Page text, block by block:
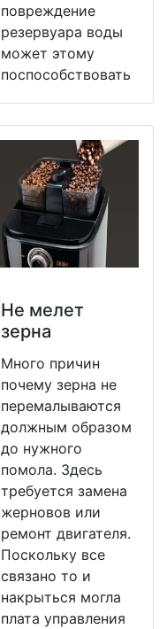
повреждение
резервуара воды
может этому
поспособствовать
Не мeлет
зерна
Много причин
почему зерна не
перемалываются
должным образом
до нужного
помола. Здесь
требуется замена
жерновов или
ремонт двигателя.
Поскольку все
связано то и
накрыться могла
плата управления